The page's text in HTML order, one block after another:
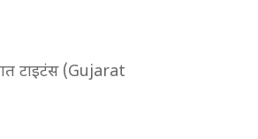
टाइटंस (Gujarat